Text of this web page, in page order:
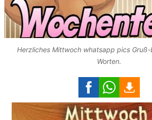
Herzliches Mittwoch whatsapp pics
Worten.